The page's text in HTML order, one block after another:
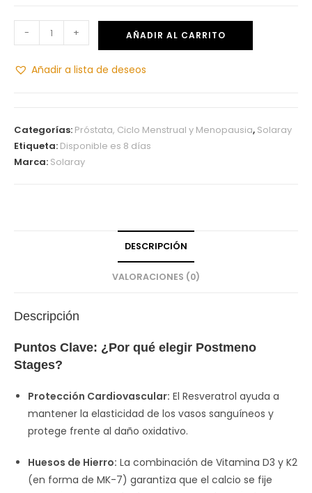
- + AÑADIR AL CARRITO
Añadir a lista de deseos
Categorías: Próstata, Ciclo Menstrual y Menopausia, Solaray
Etiqueta: Disponible es 8 días
Marca: Solaray
DESCRIPCIÓN
VALORACIONES (0)
Descripción
Puntos Clave: ¿Por qué elegir Postmeno
Stages?
Protección Cardiovascular: El Resveratrol ayuda a
mantener la elasticidad de los vasos sanguíneos y
protege frente al daño oxidativo.
Huesos de Hierro: La combinación de Vitamina D3 y K2
(en forma de MK-7) garantiza que el calcio se fije